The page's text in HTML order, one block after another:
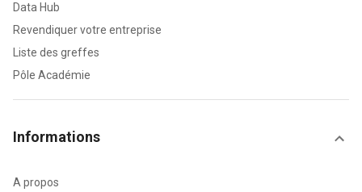
Data Hub
Revendiquer votre entreprise
Liste des greffes
Pôle Académie
Informations
A propos